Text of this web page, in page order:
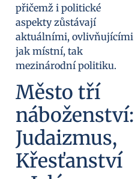
přičemž i politické
aspekty zůstávají
aktuálními, ovlivňujícími
jak místní, tak
mezinárodní politiku.
Město tří
náboženství:
Judaizmus,
Křesťanství